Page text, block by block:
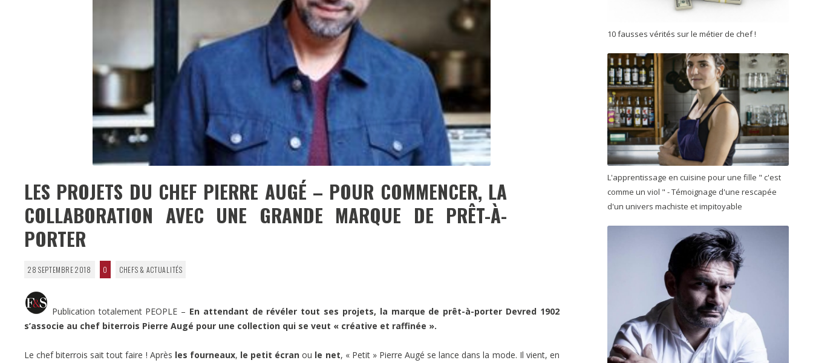
LES PROJETS DU CHEF PIERRE AUGÉ – POUR COMMENCER, LA
COLLABORATION AVEC UNE GRANDE MARQUE DE PRÊT-À-
PORTER
28 SEPTEMBRE 2018 0 CHEFS & ACTUALITÉS
Publication totalement PEOPLE – En attendant de révéler tout ses projets, la marque de prêt-à-porter Devred 1902
s’associe au chef biterrois Pierre Augé pour une collection qui se veut « créative et raffinée ».
Le chef biterrois sait tout faire ! Après les fourneaux, le petit écran ou le net, « Petit » Pierre Augé se lance dans la mode. Il vient, en
10 fausses vérités sur le métier de chef !
L'apprentissage en cuisine pour une fille " c'est
comme un viol " - Témoignage d'une rescapée
d'un univers machiste et impitoyable